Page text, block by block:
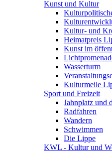
Kunst und Kultur
Kultur- und
Heimatpreis
Kunst im
Wasserturm
Kulturmeile
Sport und Freizeit
Jahnplatz und
Radfahren
Wandern
Schwimmen
Die Lippe
KWL - Kultur und